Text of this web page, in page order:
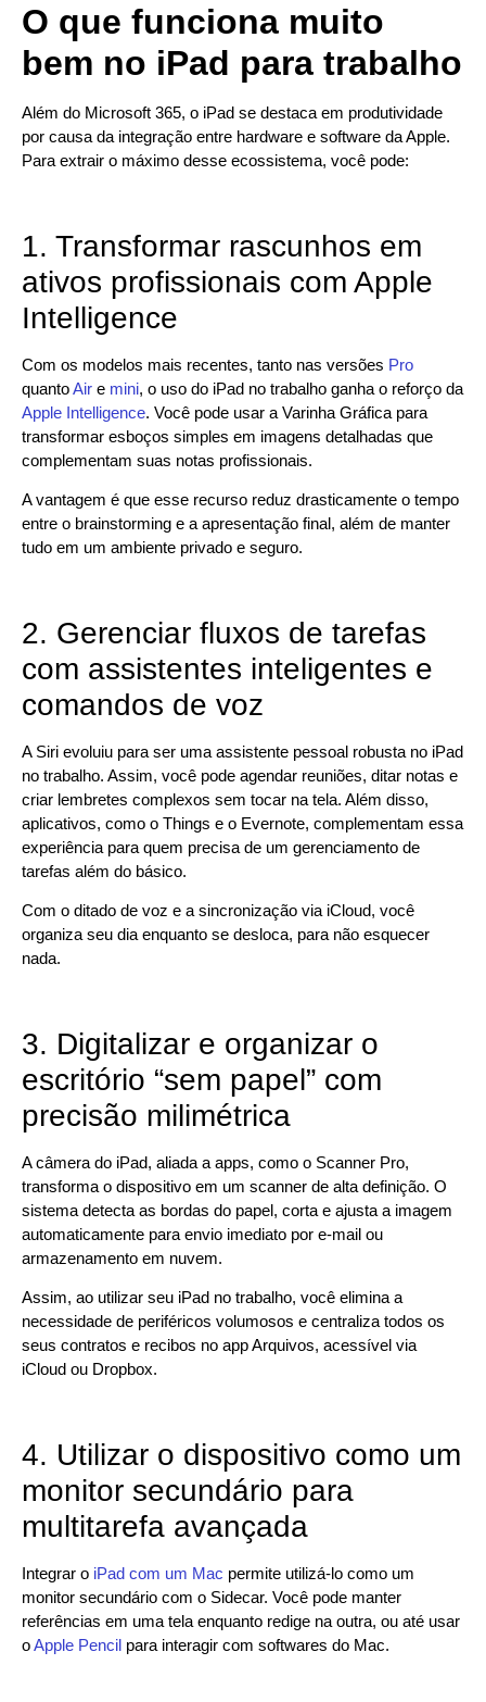
O que funciona muito
bem no iPad para trabalho
Além do Microsoft 365, o iPad se destaca em produtividade
por causa da integração entre hardware e software da Apple.
Para extrair o máximo desse ecossistema, você pode:
1. Transformar rascunhos em
ativos profissionais com Apple
Intelligence
Com os modelos mais recentes, tanto nas versões Pro
quantoAir e mini, o uso do iPad no trabalho ganha o reforço da
Apple Intelligence. Você pode usar a Varinha Gráfica para
transformar esboços simples em imagens detalhadas que
complementam suas notas profissionais.
A vantagem é que esse recurso reduz drasticamente o tempo
entre o brainstorming e a apresentação final, além de manter
tudo em um ambiente privado e seguro.
2. Gerenciar fluxos de tarefas
com assistentes inteligentes e
comandos de voz
A Siri evoluiu para ser uma assistente pessoal robusta no iPad
no trabalho. Assim, você pode agendar reuniões, ditar notas e
criar lembretes complexos sem tocar na tela. Além disso,
aplicativos, como o Things e o Evernote, complementam essa
experiência para quem precisa de um gerenciamento de
tarefas além do básico.
Com o ditado de voz e a sincronização via iCloud, você
organiza seu dia enquanto se desloca, para não esquecer
nada.
3. Digitalizar e organizar o
escritório “sem papel” com
precisão milimétrica
A câmera do iPad, aliada a apps, como o Scanner Pro,
transforma o dispositivo em um scanner de alta definição. O
sistema detecta as bordas do papel, corta e ajusta a imagem
automaticamente para envio imediato por e-mail ou
armazenamento em nuvem.
Assim, ao utilizar seu iPad no trabalho, você elimina a
necessidade de periféricos volumosos e centraliza todos os
seus contratos e recibos no app Arquivos, acessível via
iCloud ou Dropbox.
4. Utilizar o dispositivo como um
monitor secundário para
multitarefa avançada
Integrar o iPad com um Mac permite utilizá-lo como um
monitor secundário com o Sidecar. Você pode manter
referências em uma tela enquanto redige na outra, ou até usar
oApple Pencil para interagir com softwares do Mac.